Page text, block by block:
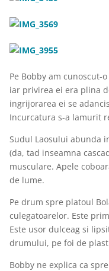
Pe Bobby am cunoscut-
iar privirea ei era plina
ingrijorarea ei se
Incurcatura s-a lamurit
Sudul Laosului abunda
(da, tad inseamna
musculare. Apele
de lume.
Pe drum spre platoul
culegatoarelor. Este
Este usor dulceag si
drumului, pe foi de
Bobby ne explica ca